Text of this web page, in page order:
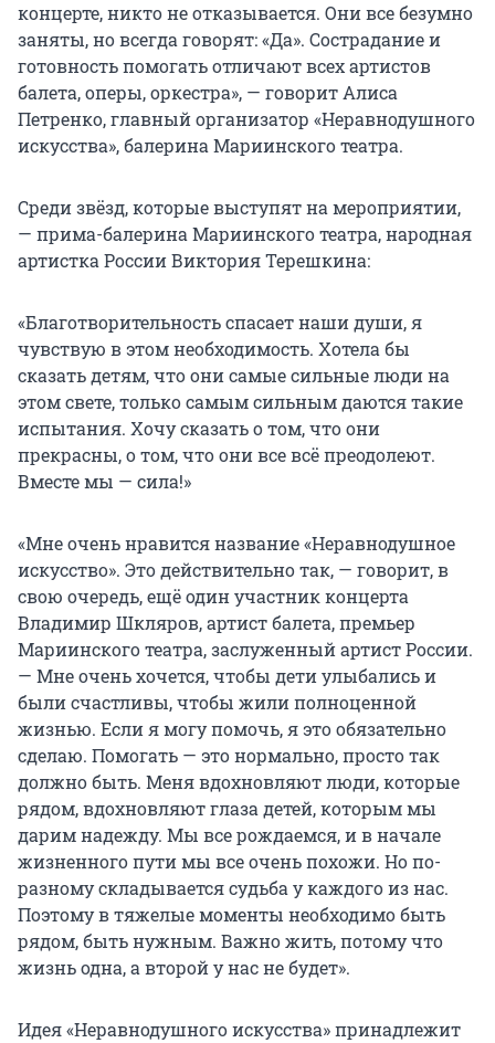
концерте, никто не отказывается. Они все безумно
заняты, но всегда говорят: «Да». Сострадание и
готовность помогать отличают всех артистов
балета, оперы, оркестра», — говорит Алиса
Петренко, главный организатор «Неравнодушного
искусства», балерина Мариинского театра.
Среди звёзд, которые выступят на мероприятии,
— прима-балерина Мариинского театра, народная
артистка России Виктория Терешкина:
«Благотворительность спасает наши души, я
чувствую в этом необходимость. Хотела бы
сказать детям, что они самые сильные люди на
этом свете, только самым сильным даются такие
испытания. Хочу сказать о том, что они
прекрасны, о том, что они все всё преодолеют.
Вместе мы — сила!»
«Мне очень нравится название «Неравнодушное
искусство». Это действительно так, — говорит, в
свою очередь, ещё один участник концерта
Владимир Шкляров, артист балета, премьер
Мариинского театра, заслуженный артист России.
— Мне очень хочется, чтобы дети улыбались и
были счастливы, чтобы жили полноценной
жизнью. Если я могу помочь, я это обязательно
сделаю. Помогать — это нормально, просто так
должно быть. Меня вдохновляют люди, которые
рядом, вдохновляют глаза детей, которым мы
дарим надежду. Мы все рождаемся, и в начале
жизненного пути мы все очень похожи. Но по-
разному складывается судьба у каждого из нас.
Поэтому в тяжелые моменты необходимо быть
рядом, быть нужным. Важно жить, потому что
жизнь одна, а второй у нас не будет».
Идея «Неравнодушного искусства» принадлежит